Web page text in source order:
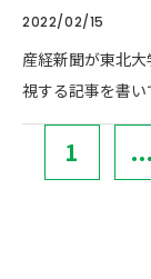
2022/02/15
産経新聞が東北
視する記事を書い
1 ...